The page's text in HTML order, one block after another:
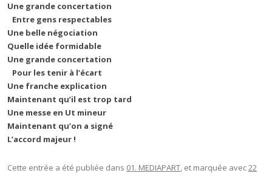
Une grande concertation
Entre gens respectables
Une belle négociation
Quelle idée formidable
Une grande concertation
Pour les tenir à l’écart
Une franche explication
Maintenant qu’il est trop tard
Une messe en Ut mineur
Maintenant qu’on a signé
L’accord majeur !
Cette entrée a été publiée dans 01. MEDIAPART, et marquée avec22